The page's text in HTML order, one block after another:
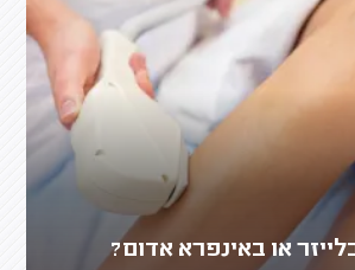
או באינפרא אדום?